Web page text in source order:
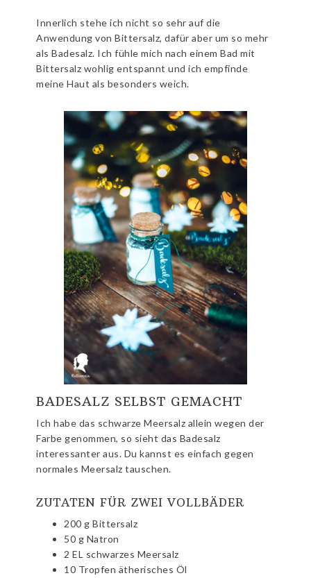
Innerlich stehe ich nicht so sehr auf die
Anwendung von Bittersalz, dafür aber um so mehr
als Badesalz. Ich fühle mich nach einem Bad mit
Bittersalz wohlig entspannt und ich empfinde
meine Haut als besonders weich.
BADESALZ SELBST GEMACHT
Ich habe das schwarze Meersalz allein wegen der
Farbe genommen, so sieht das Badesalz
interessanter aus. Du kannst es einfach gegen
normales Meersalz tauschen.
ZUTATEN FÜR ZWEI VOLLBÄDER
200 g Bittersalz
50 g Natron
2 EL schwarzes Meersalz
10 Tropfen ätherisches Öl